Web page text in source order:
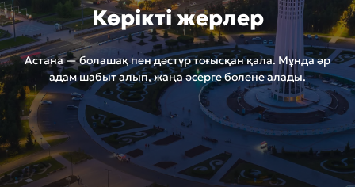
Көрікті жерлер
Астана — болашақ пен дәстүр тоғысқан қала. Мұнда әр
адам шабыт алып, жаңа әсерге бөлене алады.